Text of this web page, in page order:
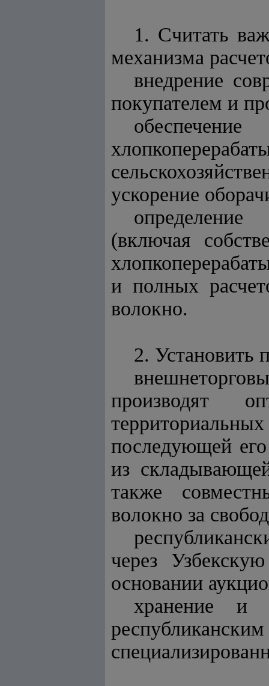
1. Считать
механизма
внедрение
покупателем и
ускорение
(включая
и полных
волокно.
2. Установить
производят
последующей его
из
также
волокно за
через
основании
хранение и